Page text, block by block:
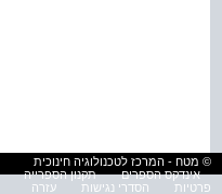
© מטח - המרכז לטכנולוגיה חינוכית
אינדקס הספרים
תקנון הספרייה
פרטיות
הסדרי נגישות עזרה